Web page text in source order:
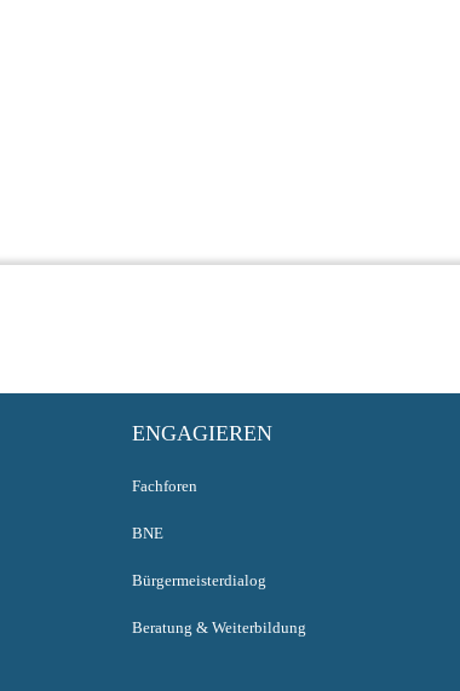
ENGAGIEREN
Fachforen
BNE
Bürgermeisterdialog
Beratung & Weiterbildung